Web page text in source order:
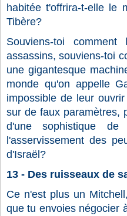
habitée t'offrira-t-elle le
Tibère?
Souviens-toi
assassins, souviens-toi
une gigantesque
monde qu'on appelle
impossible de leur
sur de faux paramètres,
d'une sophistique
l'asservissement des
d'Israël?
13 - Des ruisseaux de
Ce n'est plus un
que tu envoies négocier